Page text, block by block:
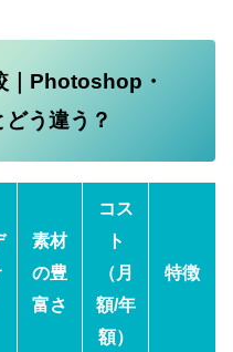
｜Photoshop・
う違う？
素材
の豊
富さ
コス
ト
（月
額/年
額）
特徴